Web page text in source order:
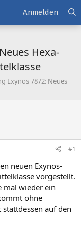
Anmelden
Hexa-
Exynos 7872: Neues
#1
neuen Exynos-
vorgestellt.
mal wieder ein
ohne
stattdessen auf den